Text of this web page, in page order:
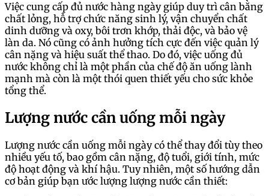
Việc cung cấp đủ nước hàng ngày giúp duy trì cân bằng
chất lỏng, hỗ trợ chức năng sinh lý, vận chuyển chất
dinh dưỡng và oxy, bôi trơn khớp, thải độc, và bảo vệ
làn da. Nó cũng có ảnh hưởng tích cực đến việc quản lý
cân nặng và hiệu suất thể thao. Do đó, việc uống đủ
nước không chỉ là một phần của chế độ ăn uống lành
mạnh mà còn là một thói quen thiết yếu cho sức khỏe
tổng thể.
Lượng nước cần uống mỗi ngày
Lượng nước cần uống mỗi ngày có thể thay đổi tùy theo
nhiều yếu tố, bao gồm cân nặng, độ tuổi, giới tính, mức
độ hoạt động và khí hậu. Tuy nhiên, một số hướng dẫn
cơ bản giúp bạn ước lượng lượng nước cần thiết: